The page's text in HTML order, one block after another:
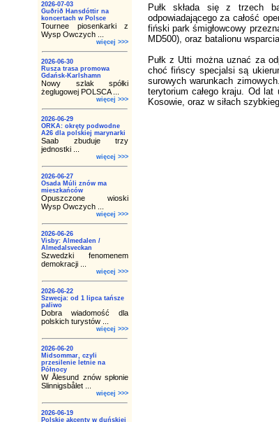
2026-07-03
Guðrið Hansdóttir na
koncertach w Polsce
Tournee piosenkarki z
Wysp Owczych ...
więcej >>>
2026-06-30
Rusza trasa promowa
Gdańsk-Karlshamn
Nowy szlak spółki
żeglugowej POLSCA ...
więcej >>>
2026-06-29
ORKA: okręty podwodne
A26 dla polskiej marynarki
Saab zbuduje trzy
jednostki ...
więcej >>>
2026-06-27
Osada Múli znów ma
mieszkańców
Opuszczone wioski
Wysp Owczych ...
więcej >>>
2026-06-26
Visby: Almedalen /
Almedalsveckan
Szwedzki fenomenem
demokracji ...
więcej >>>
2026-06-22
Szwecja: od 1 lipca tańsze
paliwo
Dobra wiadomość dla
polskich turystów ...
więcej >>>
2026-06-20
Midsommar, czyli
przesilenie letnie na
Północy
W Ålesund znów spłonie
Slinnigsbålet ...
więcej >>>
2026-06-19
Polskie akcenty w duńskiej
Pułk składa się z trzech
odpowiadającego za całość
fiński park śmigłowcowy
MD500), oraz batalionu
Pułk z Utti można uznać za
choć fińscy specjalsi są
surowych warunkach
terytorium całego kraju. Od
Kosowie, oraz w siłach